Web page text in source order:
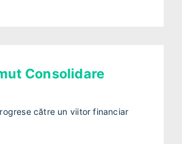
Consolidare
către un viitor financiar